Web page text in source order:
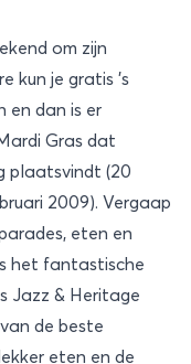
om zijn
kun je gratis ’s
en dan is er
Gras dat
plaatsvindt (20
2009). Vergaap
eten en
het fantastische
Jazz & Heritage
de beste
eten en de